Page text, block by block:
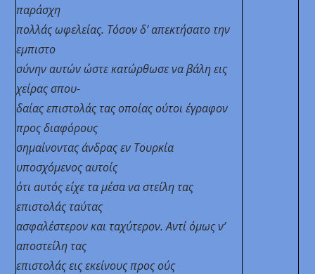
παράσχη
πολλάς ωφελείας. Τόσον δ’ απεκτήσατο την
εμπιστο
σύνην αυτών ώστε κατώρθωσε να βάλη εις
χείρας σπου-
δαίας επιστολάς τας οποίας ούτοι έγραφον
προςδιαφόρους
σημαίνοντας άνδρας εν Τουρκία
υποσχόμενος αυτοίς
ότι αυτός είχε τα μέσα να στείλη τας
επιστολάς ταύτας
ασφαλέστερον και ταχύτερον. Αντί όμως ν’
αποστείλη τας
επιστολάς εις εκείνους προς ούς